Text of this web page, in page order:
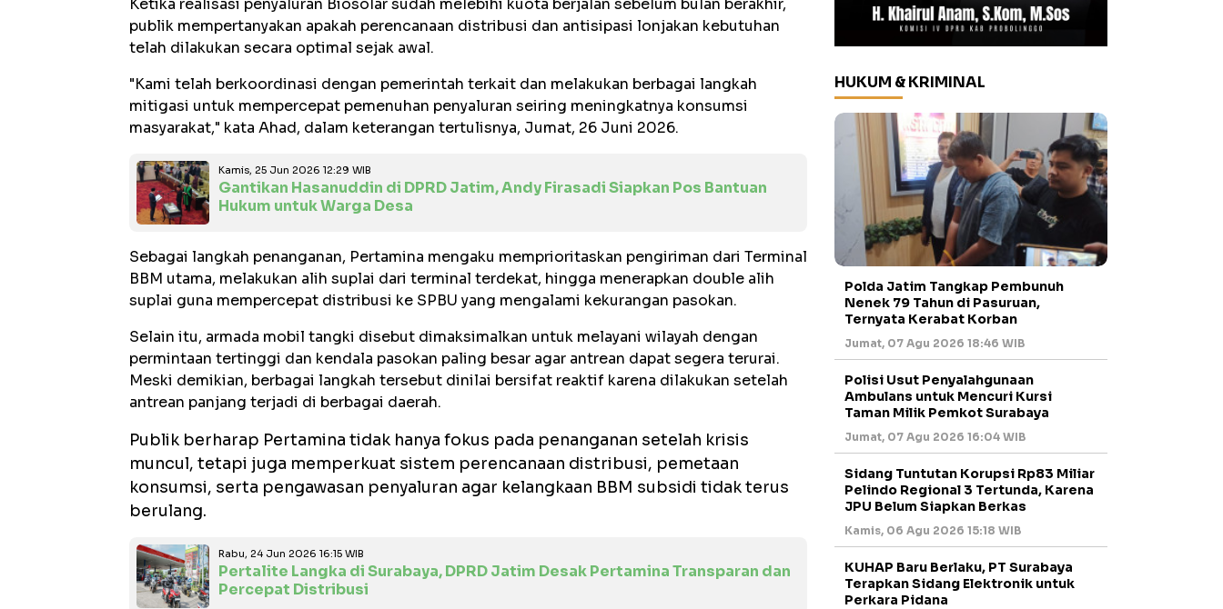
Ketika realisasi penyaluran Biosolar sudah melebihi kuota berjalan sebelum bulan berakhir,
publik mempertanyakan apakah perencanaan distribusi dan antisipasi lonjakan kebutuhan
telah dilakukan secara optimal sejak awal.
"Kami telah berkoordinasi dengan pemerintah terkait dan melakukan berbagai langkah
mitigasi untuk mempercepat pemenuhan penyaluran seiring meningkatnya konsumsi
masyarakat," kata Ahad, dalam keterangan tertulisnya, Jumat, 26 Juni 2026.
Kamis, 25 Jun 2026 12:29 WIB
Gantikan Hasanuddin di DPRD Jatim, Andy Firasadi Siapkan Pos Bantuan
Hukum untuk Warga Desa
Sebagai langkah penanganan, Pertamina mengaku memprioritaskan pengiriman dari Terminal
BBM utama, melakukan alih suplai dari terminal terdekat, hingga menerapkan double alih
suplai guna mempercepat distribusi ke SPBU yang mengalami kekurangan pasokan.
Selain itu, armada mobil tangki disebut dimaksimalkan untuk melayani wilayah dengan
permintaan tertinggi dan kendala pasokan paling besar agar antrean dapat segera terurai.
Meski demikian, berbagai langkah tersebut dinilai bersifat reaktif karena dilakukan setelah
antrean panjang terjadi di berbagai daerah.
Publik berharap Pertamina tidak hanya fokus pada penanganan setelah krisis
muncul, tetapi juga memperkuat sistem perencanaan distribusi, pemetaan
konsumsi, serta pengawasan penyaluran agar kelangkaan BBM subsidi tidak terus
berulang.
Rabu, 24 Jun 2026 16:15 WIB
Pertalite Langka di Surabaya, DPRD Jatim Desak Pertamina Transparan dan
Percepat Distribusi
HUKUM & KRIMINAL
Polda Jatim Tangkap Pembunuh
Nenek 79 Tahun di Pasuruan,
Ternyata Kerabat Korban
Jumat, 07 Agu 2026 18:46 WIB
Polisi Usut Penyalahgunaan
Ambulans untuk Mencuri Kursi
Taman Milik Pemkot Surabaya
Jumat, 07 Agu 2026 16:04 WIB
Sidang Tuntutan Korupsi Rp83 Miliar
Pelindo Regional 3 Tertunda, Karena
JPU Belum Siapkan Berkas
Kamis, 06 Agu 2026 15:18 WIB
KUHAP Baru Berlaku, PT Surabaya
Terapkan Sidang Elektronik untuk
Perkara Pidana